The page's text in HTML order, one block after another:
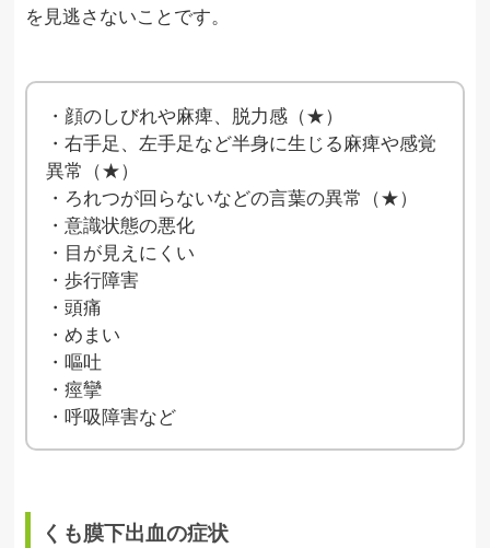
を見逃さないことです。
・顔のしびれや麻痺、脱力感（★）
・右手足、左手足など半身に生じる麻痺や感覚
異常（★）
・ろれつが回らないなどの言葉の異常（★）
・意識状態の悪化
・目が見えにくい
・歩行障害
・頭痛
・めまい
・嘔吐
・痙攣
・呼吸障害など
くも膜下出血の症状